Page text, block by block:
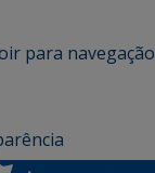
ir para navegação